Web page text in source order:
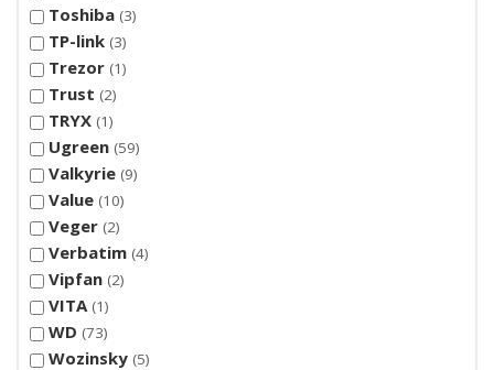
Toshiba 3
TP-link 3
Trezor 1
Trust 2
TRYX 1
Ugreen 59
Valkyrie 9
Value 10
Veger 2
Verbatim 4
Vipfan 2
VITA 1
WD 73
Wozinsky 5